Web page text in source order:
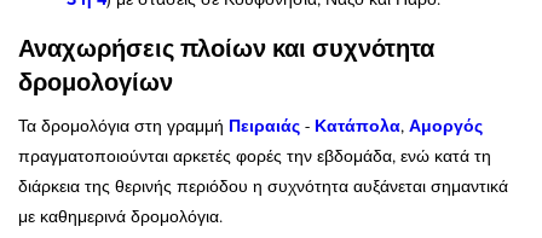
Αναχωρήσεις πλοίων και συχνότητα
δρομολογίων
Τα δρομολόγια στη γραμμή Πειραιάς - Κατάπολα, Αμοργός
πραγματοποιούνται αρκετές φορές την εβδομάδα, ενώ κατά τη
διάρκεια της θερινής περιόδου η συχνότητα αυξάνεται σημαντικά
με καθημερινά δρομολόγια.